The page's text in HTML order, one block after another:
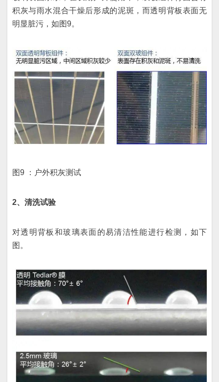
积灰与雨水混合干燥后形成的泥斑，而透明背板表面无
明显脏污，如图9。
图9 ：户外积灰测试
2、清洗试验
对透明背板和玻璃表面的易清洁性能进行检测，如下
图。